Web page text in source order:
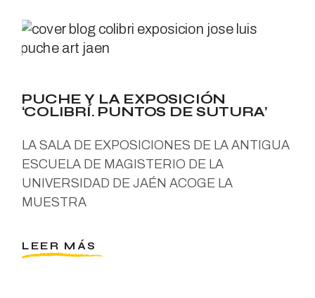
PUCHE Y LA EXPOSICIÓN
‘COLIBRÍ. PUNTOS DE SUTURA’
LA SALA DE EXPOSICIONES DE LA ANTIGUA
ESCUELA DE MAGISTERIO DE LA
UNIVERSIDAD DE JAÉN ACOGE LA
MUESTRA
LEER MÁS